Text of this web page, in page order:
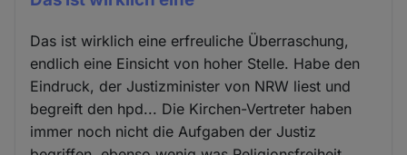
Das ist wirklich eine erfreuliche Überraschung,
endlich eine Einsicht von hoher Stelle. Habe den
Eindruck, der Justizminister von NRW liest und
begreift den hpd... Die Kirchen-Vertreter haben
immer noch nicht die Aufgaben der Justiz